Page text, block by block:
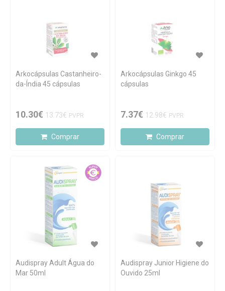
Arkocápsulas Castanheiro-
da-Índia 45 cápsulas
10.30€ 13.73€ PVPR
Comprar
Arkocápsulas Ginkgo 45
cápsulas
7.37€ 12.98€ PVPR
Comprar
Audispray Adult Água do
Mar 50ml
Audispray Junior Higiene do
Ouvido 25ml